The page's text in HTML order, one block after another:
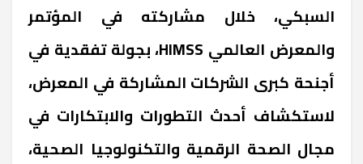
السبكي، خلال مشاركته في المؤتمر
والمعرض العالمي HIMSS، بجولة تفقدية في
أجنحة كبرى الشركات المشاركة في المعرض،
لاستكشاف أحدث التطورات والابتكارات في
مجال الصحة الرقمية والتكنولوجيا الصحية،